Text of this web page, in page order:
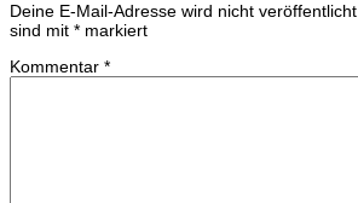
Deine E-Mail-Adresse wird nicht veröffentlicht.
sind mit * markiert
Kommentar *